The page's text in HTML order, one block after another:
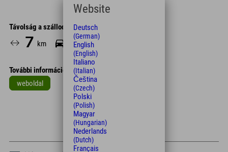
Távolság a szállodától
7 km 13 Min.
További információk
weboldal
Website
Deutsch
(German)
English
(English)
Italiano
(Italian)
Čeština
(Czech)
Polski
(Polish)
Magyar
(Hungarian)
Nederlands
(Dutch)
Français